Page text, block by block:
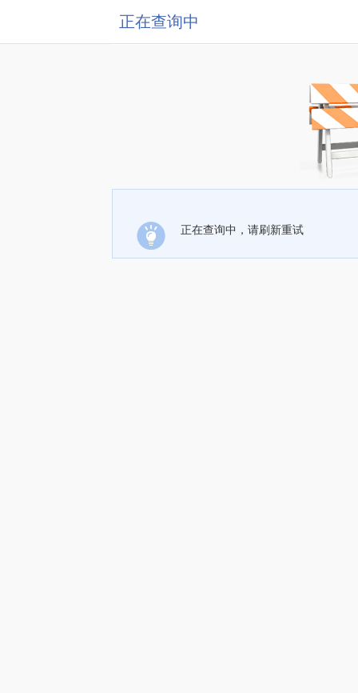
正在查询中
正在查询中，请刷新重试